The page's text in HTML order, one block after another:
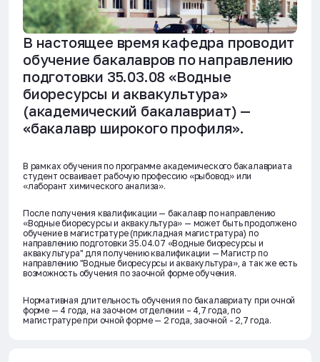
В настоящее время кафедра проводит
обучение бакалавров по направлению
подготовки 35.03.08 «Водные
биоресурсы и аквакультура»
(академический бакалавриат) —
«бакалавр широкого профиля».
В рамках обучения по программе академического бакалавриата
студент осваивает рабочую профессию «рыбовод» или
«лаборант химического анализа».
После получения квалификации — бакалавр по направлению
«Водные биоресурсы и аквакультура» — может быть продолжено
обучение в магистратуре (прикладная магистратура) по
направлению подготовки 35.04.07 «Водные биоресурсы и
аквакультура" для получению квалификации — Магистр по
направлению "Водные биоресурсы и аквакультура», а так же есть
возможность обучения по заочной форме обучения.
Нормативная длительность обучения по бакалавриату при очной
форме — 4 года, на заочном отделении – 4,7 года, по
магистратуре при очной форме — 2 года, заочной - 2,7 года.